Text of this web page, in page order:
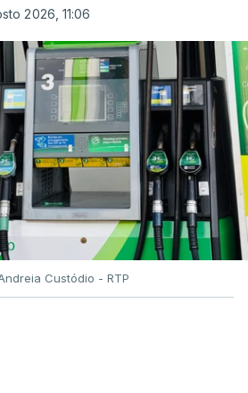
2026, 11:06
Custódio - RTP